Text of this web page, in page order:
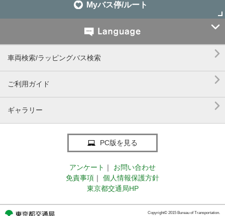
Myバス停/ルート

車両検索/ラッピングバス検索 
ご利用ガイド 
ギャラリー 
PC版を見る
アンケート ｜
お問い合わせ
免責事項 ｜
個人情報保護方針
東京都交通局HP
Copyright© 2015 Bureau of Transportation.